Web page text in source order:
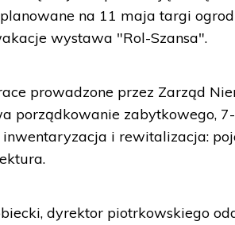
na 11 maja targi
wystawa "Rol-Szansa".
prowadzone przez Zarząd
porządkowanie zabytkowego,
inwentaryzacja i rewitalizacja:
dyrektor piotrkowskiego